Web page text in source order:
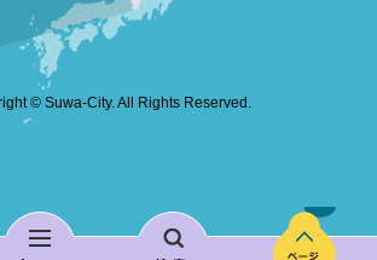
© Suwa-City. All Rights Reserved.